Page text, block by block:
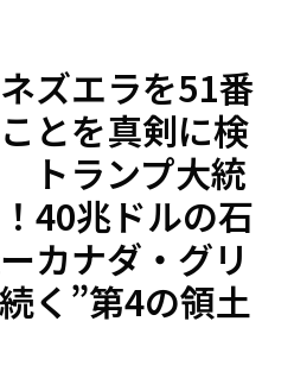
ズエラを51番
とを真剣に検
トランプ大統
40兆ドルの石
カナダ・グリ
く”第4の領土